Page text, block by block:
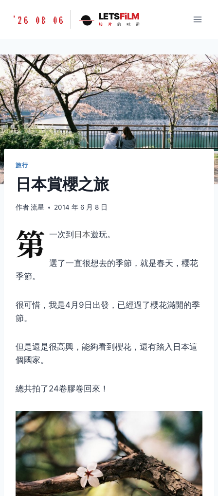
胶
味
道
LETSFILM
'26 08 06 LETSFiLM
胶 片 的 味 道
旅行
日本賞櫻之旅
作者流星 2014 年 6 月 8 日
第 一次到 日本遊玩。
選了一直很想去的季節，就是春天，櫻花
季節。
很可惜，我是4月9日出發，已經過了櫻花滿開的季
節。
但是還是很高興，能夠看到櫻花，還有踏入日本這
個國家。
總共拍了24卷膠卷回來！